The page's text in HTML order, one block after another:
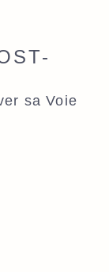
sa Voie